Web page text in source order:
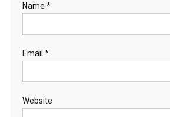
Name *
Email *
Website